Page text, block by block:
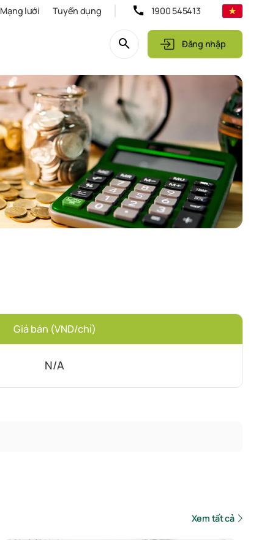
Mạng lưới Tuyển dụng 1900 545413
Đăng nhập
Giá bán (VND/chỉ)
N/A
Xem tất cả